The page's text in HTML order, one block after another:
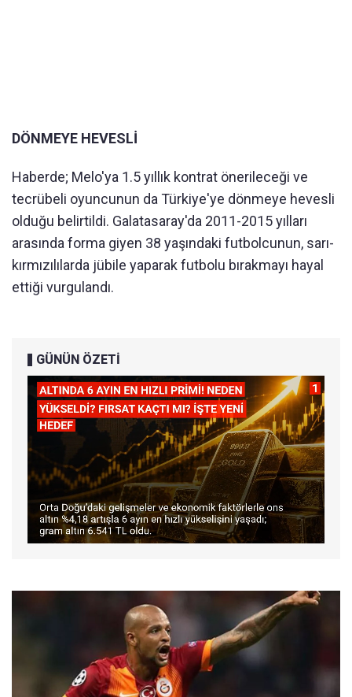
DÖNMEYE HEVESLİ
Haberde; Melo'ya 1.5 yıllık kontrat önerileceği ve
tecrübeli oyuncunun da Türkiye'ye dönmeye hevesli
olduğu belirtildi. Galatasaray'da 2011-2015 yılları
arasında forma giyen 38 yaşındaki futbolcunun, sarı-
kırmızılılarda jübile yaparak futbolu bırakmayı hayal
ettiği vurgulandı.
GÜNÜN ÖZETİ